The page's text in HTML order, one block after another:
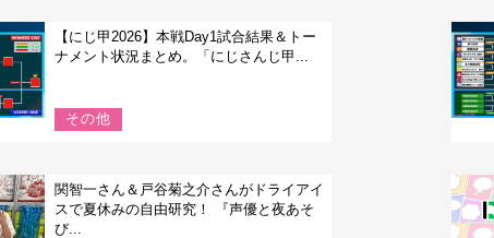
【にじ甲2026】本戦Day1試合結果＆トー
ナメント状況まとめ。「にじさんじ甲...
その他
関智一さん＆戸谷菊之介さんがドライアイ
スで夏休みの自由研究！ 『声優と夜あそ
び...